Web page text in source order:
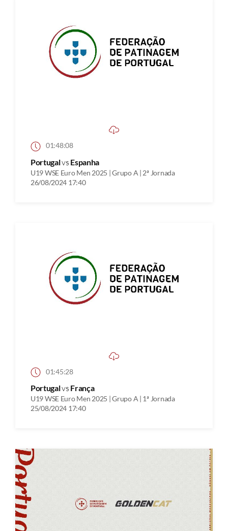
01:48:08
Portugalvs Espanha
U19 WSE Euro Men 2025 | Grupo A | 2ª Jornada
26/08/2024 17:40
01:45:28
Portugalvs França
U19 WSE Euro Men 2025 | Grupo A | 1ª Jornada
25/08/2024 17:40